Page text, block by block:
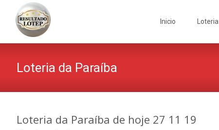
Inicio
Loteria da Paraíba
Loteria da Paraíba de hoje 27 11 19